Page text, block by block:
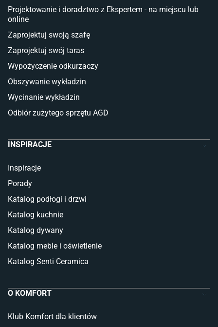
Lampy stojące LED
Płytki
Płytki Cersanit
Płytki wielkoformatowe
Glazura
Płytki marmurowe
Projektowanie i doradztwo z Ekspertem - na miejscu lub
online
Zaprojektuj swoją szafę
Zaprojektuj swój taras
Wypożyczenie odkurzaczy
Obszywanie wykładzin
Wycinanie wykładzin
Odbiór zużytego sprzętu AGD
INSPIRACJE
Inspiracje
Porady
Katalog podłogi i drzwi
Katalog kuchnie
Katalog dywany
Katalog meble i oświetlenie
Katalog Senti Ceramica
O KOMFORT
Klub Komfort dla klientów